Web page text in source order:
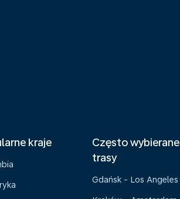
kraje
Często wybierane
trasy
Gdańsk - Los Angeles